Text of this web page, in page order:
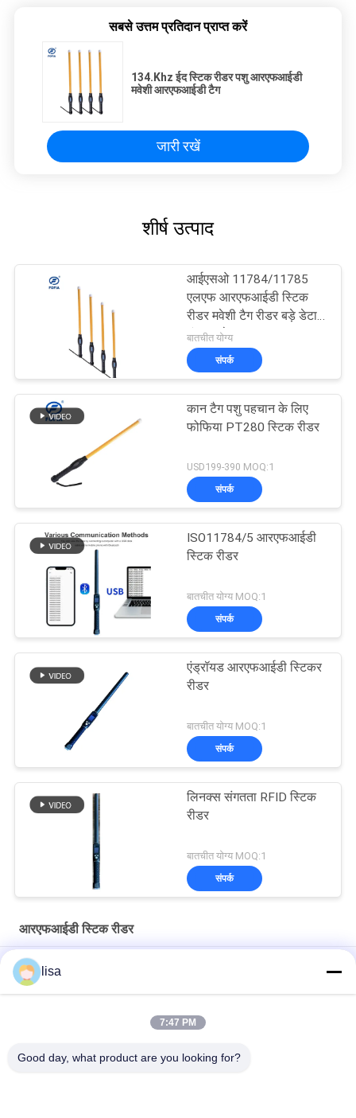
सबसे उत्तम प्रतिदान प्राप्त करें
134.Khz ईद स्टिक रीडर पशु आरएफआईडी
मवेशी आरएफआईडी टैग
जारी रखें
शीर्ष उत्पाद
आईएसओ 11784/11785
एलएफ आरएफआईडी स्टिक
रीडर मवेशी टैग रीडर बड़े डेटा
भंडारण के साथ
बातचीत योग्य
संपर्क
कान टैग पशु पहचान के लिए
फोफिया PT280 स्टिक रीडर
USD199-390 MOQ:1
संपर्क
ISO11784/5 आरएफआईडी
स्टिक रीडर
बातचीत योग्य MOQ:1
संपर्क
एंड्रॉयड आरएफआईडी स्टिकर
रीडर
बातचीत योग्य MOQ:1
संपर्क
लिनक्स संगतता RFID स्टिक
रीडर
बातचीत योग्य MOQ:1
संपर्क
आरएफआईडी स्टिक रीडर
पशु इलेक्ट्रॉनिक कान टैग के लिए हैंडहेल्ड पोर्टेबल आरएफआईडी स्टिक रीडर
ओएलईडी डिस्प्ले डेटा स्टोरेज के साथ पेशेवर पशुधन आरएफआईडी टैग रीडर पीटी
lisa
7:47 PM
Good day, what product are you looking for?